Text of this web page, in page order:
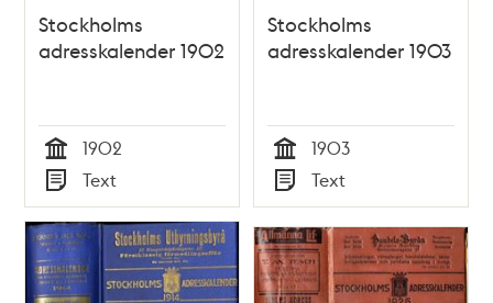
Stockholms
adresskalender 1902
Tid
1902
Typ
Text
Stockholms
adresskalender 1903
Tid
1903
Typ
Text